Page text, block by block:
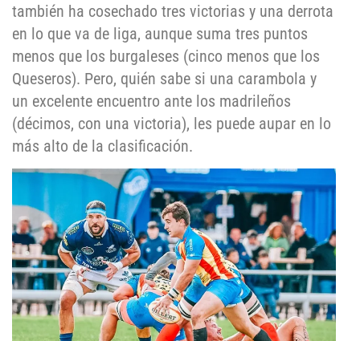
también ha cosechado tres victorias y una derrota
en lo que va de liga, aunque suma tres puntos
menos que los burgaleses (cinco menos que los
Queseros). Pero, quién sabe si una carambola y
un excelente encuentro ante los madrileños
(décimos, con una victoria), les puede aupar en lo
más alto de la clasificación.